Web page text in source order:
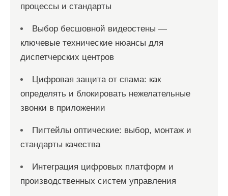
процессы и стандарты
Выбор бесшовной видеостены —
ключевые технические нюансы для
диспетчерских центров
Цифровая защита от спама: как
определять и блокировать нежелательные
звонки в приложении
Пигтейлы оптические: выбор, монтаж и
стандарты качества
Интеграция цифровых платформ и
производственных систем управления